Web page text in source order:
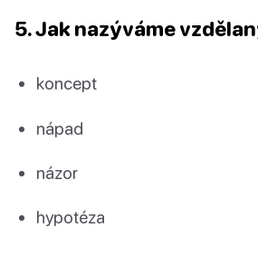
5. Jak nazýváme
koncept
nápad
názor
hypotéza